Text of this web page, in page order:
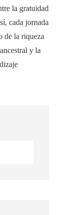
la gratuidad
cada jornada
de la riqueza
y la